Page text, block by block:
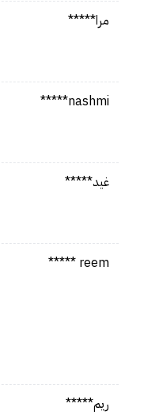
مرا*****
nashmi*****
غيد*****
reem *****
ريم*****